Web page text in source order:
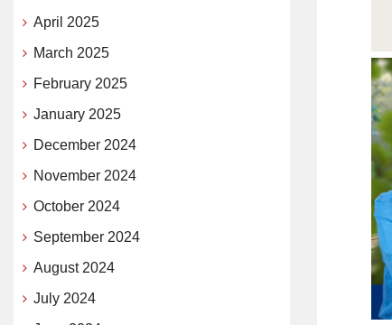
April 2025
March 2025
February 2025
January 2025
December 2024
November 2024
October 2024
September 2024
August 2024
July 2024